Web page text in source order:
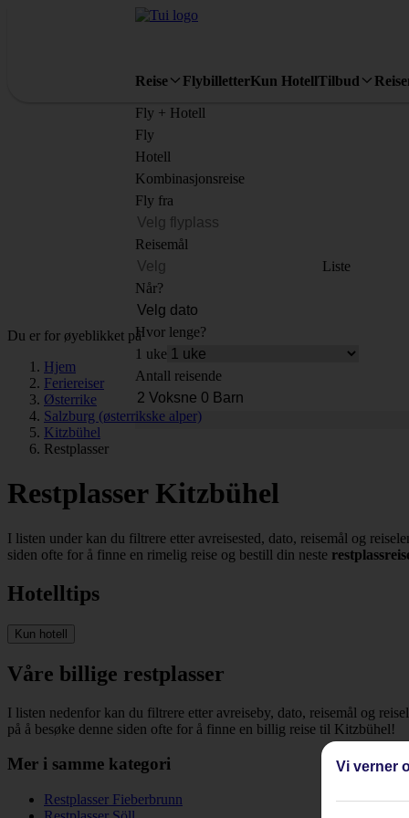
Reise FlybilletterKun HotellTilbud
Fly + Hotell
Fly
Hotell
Kombinasjonsreise
Fly fra
Reisemål
Liste
Når?
Hvor lenge?
1 uke
Antall reisende
Du er for øyeblikket på
Hjem
Feriereiser
Østerrike
Salzburg (østerrikske alper)
Kitzbühel
Restplasser
Restplasser Kitzbühel
I listen under kan du filtrere etter avreisested, dato, reisemål og
siden ofte for å finne en rimelig reise og bestill din neste
Hotelltips
Kun hotell
Våre billige restplasser
I listen nedenfor kan du filtrere etter avreiseby, dato, reisemål og
på å besøke denne siden ofte for å finne en billig reise til Kitzbühel!
Mer i samme kategori
Restplasser Fieberbrunn
Vi verner